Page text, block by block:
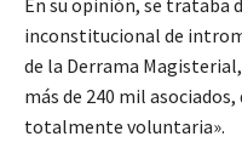
inconstitucional de
de la Derrama
más de 240 mil
totalmente voluntaria».